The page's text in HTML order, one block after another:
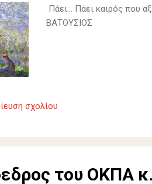
Πάει... Πάει καιρός που
ΒΑΤΟΥΣΙΟΣ
σχολίου
του ΟΚΠΑ